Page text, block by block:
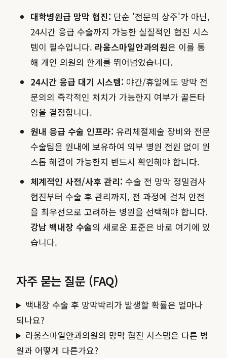
대학병원급 망막 협진: 단순 '전문의 상주'가 아닌,
24시간 응급 수술까지 가능한 실질적인 협진 시스
템이 필수입니다. 라움스마일안과의원은 이를 통
해 개인 의원의 한계를 뛰어넘었습니다.
24시간 응급 대기 시스템: 야간/휴일에도 망막 전
문의의 즉각적인 처치가 가능한지 여부가 골든타
임을 결정합니다.
원내 응급 수술 인프라: 유리체절제술 장비와 전문
수술팀을 원내에 보유하여 외부 병원 전원 없이 원
스톱 해결이 가능한지 반드시 확인해야 합니다.
체계적인 사전/사후 관리: 수술 전 망막 정밀검사
협진부터 수술 후 관리까지, 전 과정에 걸쳐 안전
을 최우선으로 고려하는 병원을 선택해야 합니다.
강남 백내장 수술의 새로운 표준은 바로 여기에 있
습니다.
자주 묻는 질문 (FAQ)
백내장 수술 후 망막박리가 발생할 확률은 얼마나
되나요?
라움스마일안과의원의 망막 협진 시스템은 다른 병
원과 어떻게 다른가요?